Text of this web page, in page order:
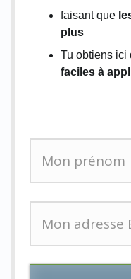
faisant que
plus
Tu obtiens ici
faciles à